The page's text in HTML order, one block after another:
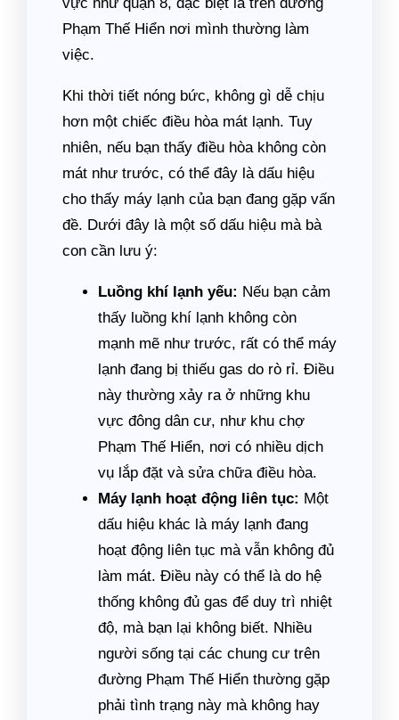
Phạm Thế Hiển nơi mình thường làm
việc.
Khi thời tiết nóng bức, không gì dễ chịu
hơn một chiếc điều hòa mát lạnh. Tuy
nhiên, nếu bạn thấy điều hòa không còn
mát như trước, có thể đây là dấu hiệu
cho thấy máy lạnh của bạn đang gặp vấn
đề. Dưới đây là một số dấu hiệu mà bà
con cần lưu ý:
Luồng khí lạnh yếu: Nếu bạn cảm
thấy luồng khí lạnh không còn
mạnh mẽ như trước, rất có thể máy
lạnh đang bị thiếu gas do rò rỉ. Điều
này thường xảy ra ở những khu
vực đông dân cư, như khu chợ
Phạm Thế Hiển, nơi có nhiều dịch
vụ lắp đặt và sửa chữa điều hòa.
Máy lạnh hoạt động liên tục: Một
dấu hiệu khác là máy lạnh đang
hoạt động liên tục mà vẫn không đủ
làm mát. Điều này có thể là do hệ
thống không đủ gas để duy trì nhiệt
độ, mà bạn lại không biết. Nhiều
người sống tại các chung cư trên
đường Phạm Thế Hiển thường gặp
phải tình trạng này mà không hay